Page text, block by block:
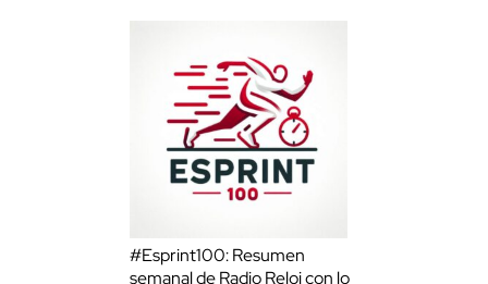
#Esprint100: Resumen
semanal de Radio Reloj con lo